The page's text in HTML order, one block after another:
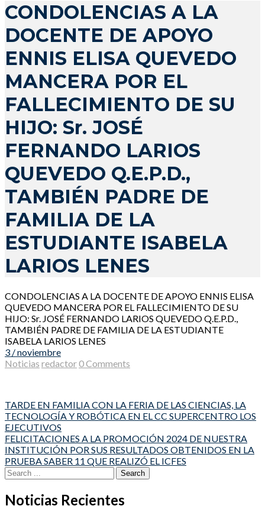
CONDOLENCIAS A LA
DOCENTE DE APOYO
ENNIS ELISA QUEVEDO
MANCERA POR EL
FALLECIMIENTO DE SU
HIJO: Sr. JOSÉ
FERNANDO LARIOS
QUEVEDO Q.E.P.D.,
TAMBIÉN PADRE DE
FAMILIA DE LA
ESTUDIANTE ISABELA
LARIOS LENES
CONDOLENCIAS A LA DOCENTE DE APOYO ENNIS ELISA
QUEVEDO MANCERA POR EL FALLECIMIENTO DE SU
HIJO: Sr. JOSÉ FERNANDO LARIOS QUEVEDO Q.E.P.D.,
TAMBIÉN PADRE DE FAMILIA DE LA ESTUDIANTE
ISABELA LARIOS LENES
3 / noviembre
Noticias redactor0 Comments
Post
navigation
TARDE EN FAMILIA CON LA FERIA DE LAS CIENCIAS, LA
TECNOLOGÍA Y ROBÓTICA EN EL CC SUPERCENTRO LOS
EJECUTIVOS
FELICITACIONES A LA PROMOCIÓN 2024 DE NUESTRA
INSTITUCIÓN POR SUS RESULTADOS OBTENIDOS EN LA
PRUEBA SABER 11 QUE REALIZÓ EL ICFES
Search
for:
Noticias Recientes